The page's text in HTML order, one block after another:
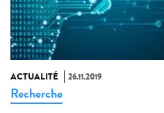
ACTUALITÉ 26.11.2019
Recherche